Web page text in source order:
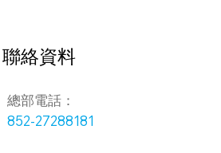
聯絡資料
總部電話：
852-27288181